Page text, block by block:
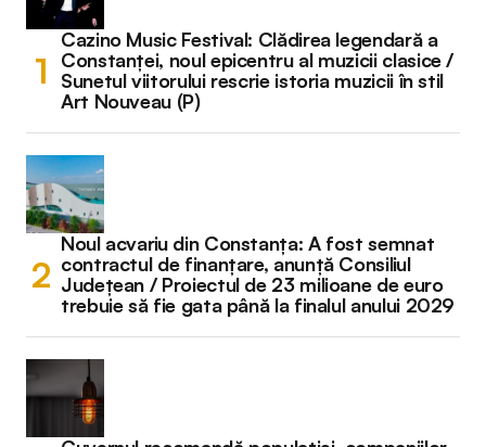
Cazino Music Festival: Clădirea legendară a
Constanței, noul epicentru al muzicii clasice /
Sunetul viitorului rescrie istoria muzicii în stil
Art Nouveau (P)
Noul acvariu din Constanța: A fost semnat
contractul de finanțare, anunță Consiliul
Județean / Proiectul de 23 milioane de euro
trebuie să fie gata până la finalul anului 2029